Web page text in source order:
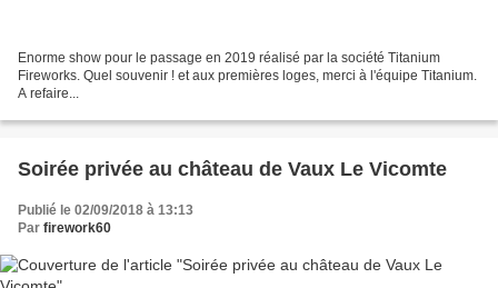
Enorme show pour le passage en 2019 réalisé par la société Titanium
Fireworks. Quel souvenir ! et aux premières loges, merci à l'équipe Titanium.
A refaire...
Soirée privée au château de Vaux Le Vicomte
Publié le 02/09/2018 à 13:13
Par firework60